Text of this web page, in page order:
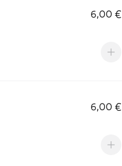
6,00 €
6,00 €